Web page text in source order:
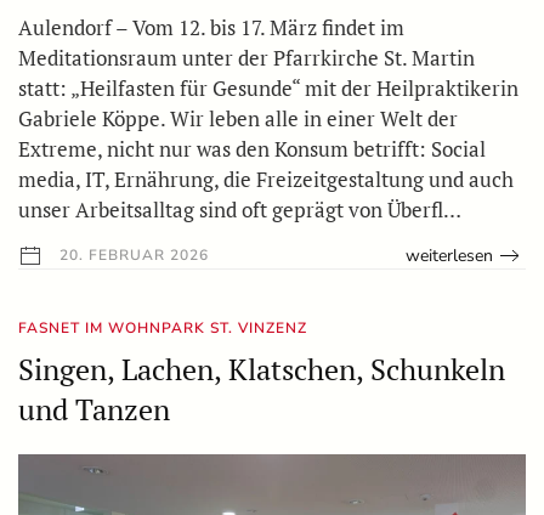
Aulendorf – Vom 12. bis 17. März findet im
Meditationsraum unter der Pfarrkirche St. Martin
statt: „Heilfasten für Gesunde“ mit der Heilpraktikerin
Gabriele Köppe. Wir leben alle in einer Welt der
Extreme, nicht nur was den Konsum betrifft: Social
media, IT, Ernährung, die Freizeitgestaltung und auch
unser Arbeitsalltag sind oft geprägt von Überfl…
20. FEBRUAR 2026 weiterlesen
FASNET IM WOHNPARK ST. VINZENZ
Singen, Lachen, Klatschen, Schunkeln
und Tanzen